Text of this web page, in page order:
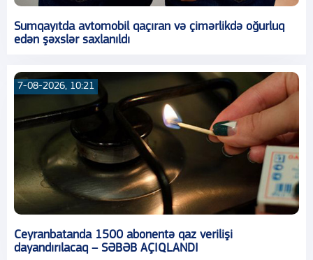
Sumqayıtda avtomobil qaçıran və çimərlikdə oğurluq
edən şəxslər saxlanıldı
7-08-2026, 10:21
Ceyranbatanda 1500 abonentə qaz verilişi
dayandırılacaq – SƏBƏB AÇIQLANDI